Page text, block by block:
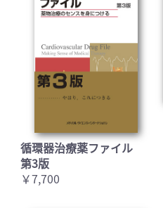
循環器治療薬ファイル
第3版
￥7,700